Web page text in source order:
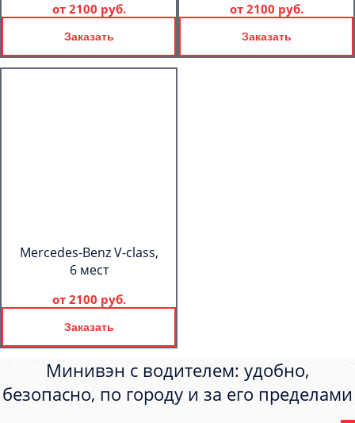
от 2100 руб.
Заказать
от 2100 руб.
Заказать
Mercedes-Benz V-class,
6 мест
от 2100 руб.
Заказать
Минивэн с водителем: удобно,
безопасно, по городу и за его пределами